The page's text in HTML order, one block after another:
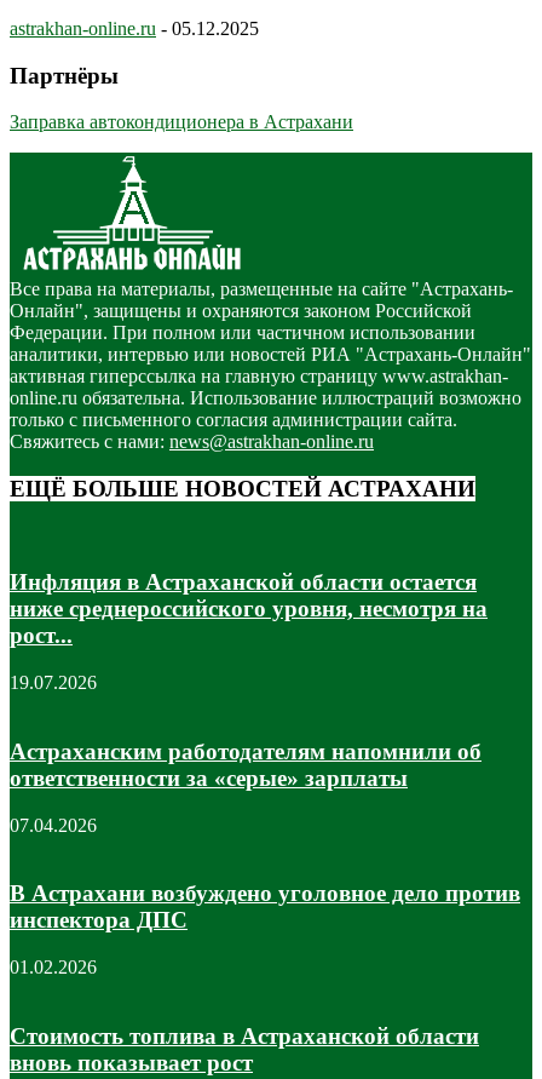
astrakhan-online.ru - 05.12.2025
Партнёры
Заправка автокондиционера в Астрахани
Все права на материалы, размещенные на сайте "Астрахань-
Онлайн", защищены и охраняются законом Российской
Федерации. При полном или частичном использовании
аналитики, интервью или новостей РИА "Астрахань-Онлайн"
активная гиперссылка на главную страницу www.astrakhan-
online.ru обязательна. Использование иллюстраций возможно
только с письменного согласия администрации сайта.
Свяжитесь с нами: news@astrakhan-online.ru
ЕЩЁ БОЛЬШЕ НОВОСТЕЙ АСТРАХАНИ
Инфляция в Астраханской области остается
ниже среднероссийского уровня, несмотря на
рост...
19.07.2026
Астраханским работодателям напомнили об
ответственности за «серые» зарплаты
07.04.2026
В Астрахани возбуждено уголовное дело против
инспектора ДПС
01.02.2026
Стоимость топлива в Астраханской области
вновь показывает рост